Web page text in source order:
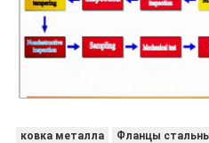
ковка металла
Фланцы